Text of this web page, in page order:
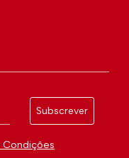
Subscrever
Condições